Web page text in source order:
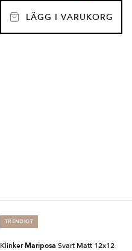
LÄGG I VARUKORG
TRENDIGT
KlinkerMariposa Svart Matt 12x12